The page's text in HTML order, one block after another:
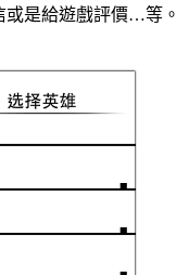
或是給遊戲評價…等。